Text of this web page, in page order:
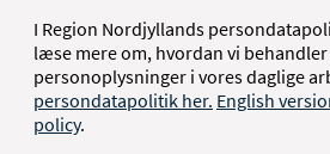
I Region Nordjyllands
læse mere om, hvordan vi
personoplysninger i vores daglige
persondatapolitik her. English
policy.